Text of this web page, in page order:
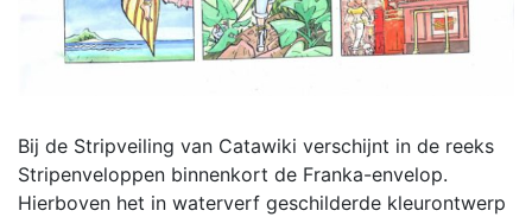
Bij de Stripveiling van Catawiki verschijnt in de reeks
Stripenveloppen binnenkort de Franka-envelop.
Hierboven het in waterverf geschilderde kleurontwerp